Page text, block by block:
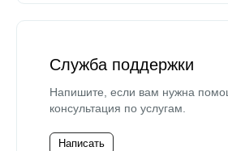
Служба поддержки
Напишите, если вам нужна
консультация по услугам.
Написать